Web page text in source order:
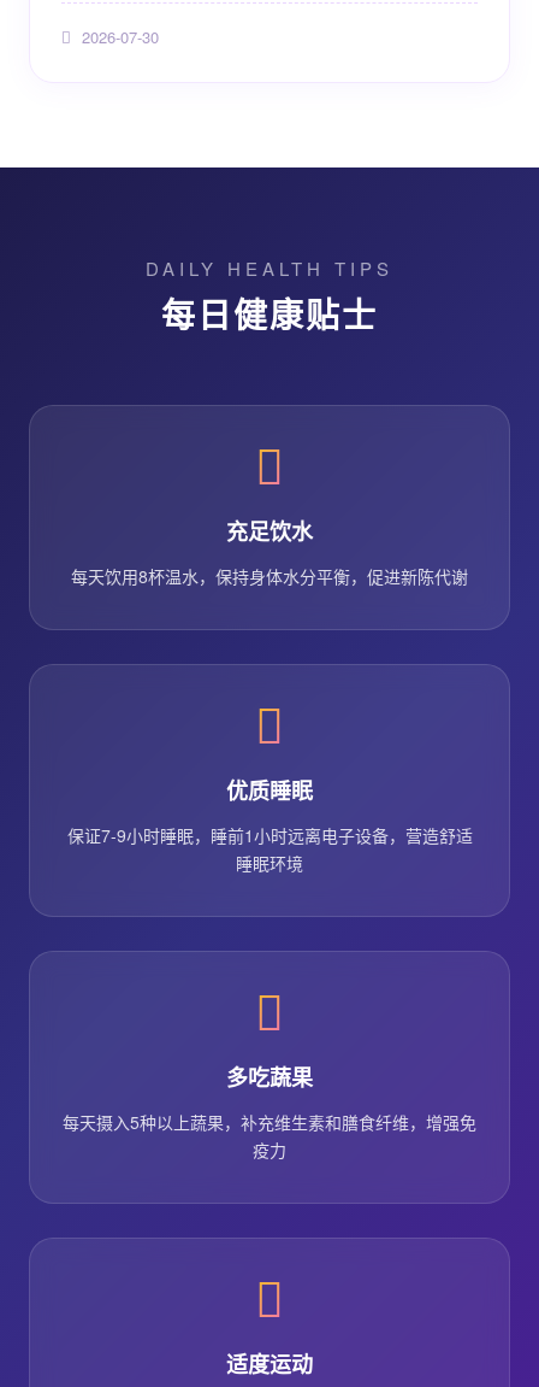
可高达40%左右。精索静脉曲张不仅可能引起阴囊部的
2026-07-30
DAILY HEALTH TIPS
每日健康贴士
充足饮水
每天饮用8杯温水，保持身体水分平衡，促进新陈代谢
优质睡眠
保证7-9小时睡眠，睡前1小时远离电子设备，营造舒适
睡眠环境
多吃蔬果
每天摄入5种以上蔬果，补充维生素和膳食纤维，增强免
疫力
适度运动